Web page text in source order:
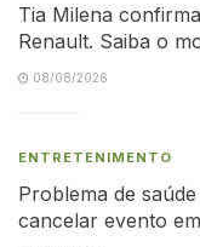
Tia Milena
Renault. Saiba o
08/08/2026
ENTRETENIMENTO
Problema de
cancelar evento